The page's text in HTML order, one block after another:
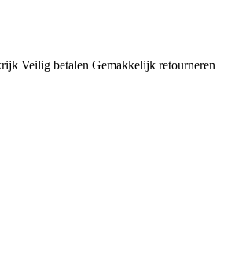
Veilig betalen Gemakkelijk retourneren